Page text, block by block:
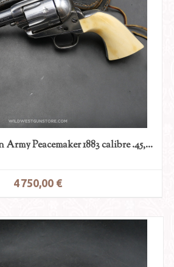
Peacemaker 1883 calibre .45,...
4 750,00 €